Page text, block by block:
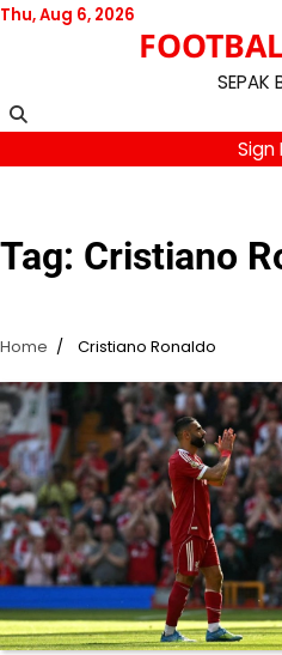
Skip
Thu, Aug 6, 2026
SEPAK
Sign
Tag: Cristiano
Home Cristiano Ronaldo